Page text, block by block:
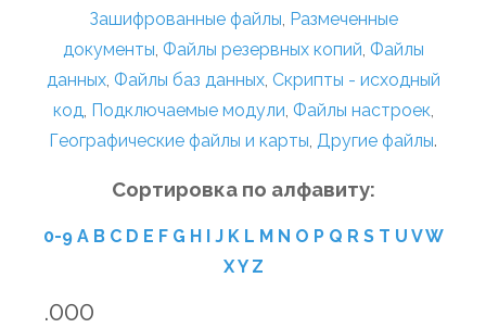
Зашифрованные файлы, Размеченные
документы, Файлы резервных копий, Файлы
данных, Файлы баз данных, Скрипты - исходный
код, Подключаемые модули, Файлы настроек,
Географические файлы и карты, Другие файлы.
Сортировка по алфавиту:
0-9 A B C D E F G H I J K L M N O P Q R S T U VW
XY Z
.000